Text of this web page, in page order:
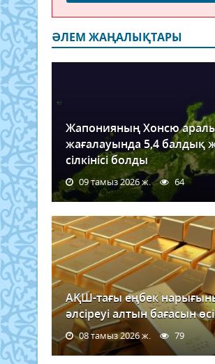
ӘЛЕМ ЖАҢАЛЫҚТАРЫ
Жапонияның Хонсю
жағалауында 5,4 балдық
сілкінісі болды
09 тамыз 2026 ж. 64
АҚШ-тағы еңбек
әлсіреуі алтын бағасын
08 тамыз 2026 ж. 79